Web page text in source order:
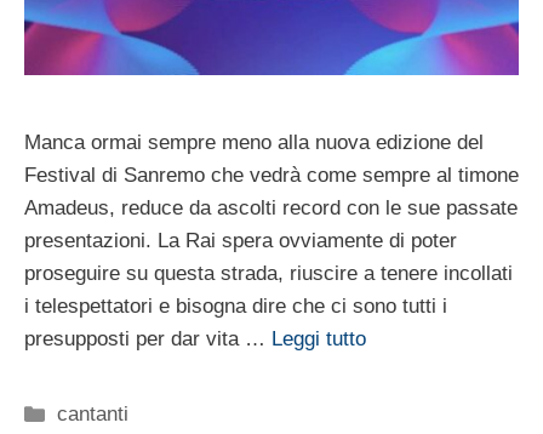
Manca ormai sempre meno alla nuova edizione del
Festival di Sanremo che vedrà come sempre al timone
Amadeus, reduce da ascolti record con le sue passate
presentazioni. La Rai spera ovviamente di poter
proseguire su questa strada, riuscire a tenere incollati
i telespettatori e bisogna dire che ci sono tutti i
presupposti per dar vita … Leggi tutto
Categorie
cantanti